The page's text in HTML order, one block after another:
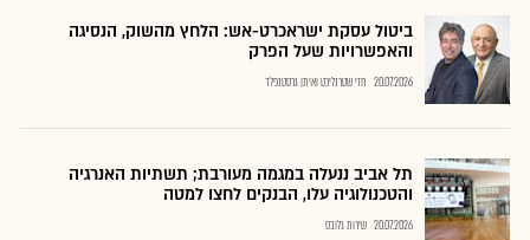
ביטול עסקת ישראכרט-אש: הלחץ מהשוק, הנסיגה
והאפשרויות שעל הפרק
20.07.2026 חזי שטרנליכט ואיתן גרסטנפלד
תל אביב ננעלה במגמה מעורבת; תשתיות האנרגיה
והטכנולוגיה עלו, הבנקים לחצו למטה
20.07.2026 שירות גלובס